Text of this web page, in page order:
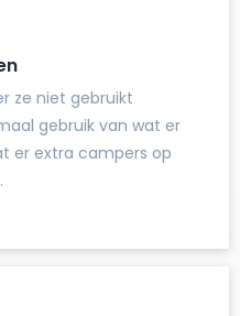
ze niet gebruikt
gebruik van wat er
er extra campers op